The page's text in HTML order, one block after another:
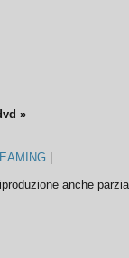
»
anche